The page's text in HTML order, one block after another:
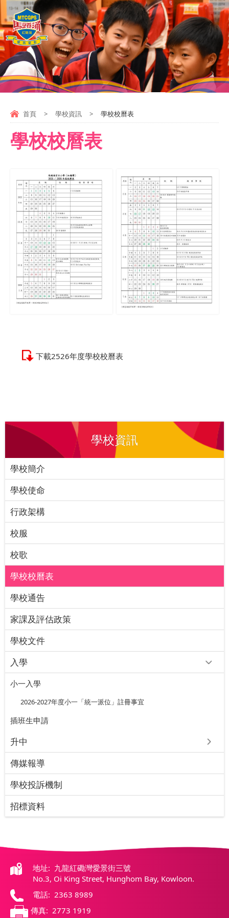
首頁 > 學校資訊 > 學校校曆表
學校校曆表
下載2526年度學校校曆表
學校資訊
學校簡介
學校使命
行政架構
校服
校歌
學校校曆表
學校通告
家課及評估政策
學校文件
入學
小一入學
2026-2027年度小一「統一派位」註冊事宜
插班⽣申請
升中
傳媒報導
學校投訴機制
招標資料
地址: 九龍紅磡灣愛景街三號
No.3, Oi King Street, Hunghom Bay, Kowloon.
電話: 2363 8989
傳真: 2773 1919